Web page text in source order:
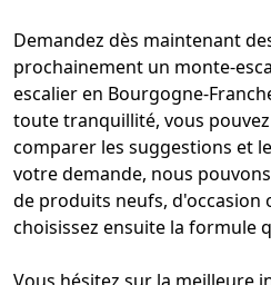
Demandez dès maintenant
prochainement un monte-
escalier en Bourgogne-
toute tranquillité, vous
comparer les suggestions et
votre demande, nous
de produits neufs, d'occasion
choisissez ensuite la formule
Vous hésitez sur la meilleure